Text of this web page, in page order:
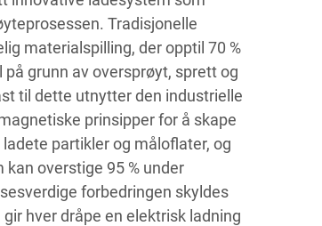
Tradisjonelle
materialspilling, der opptil 70 %
grunn av oversprøyt, sprett og
til dette utnytter den industrielle
prinsipper for å skape
partikler og måloflater, og
overstige 95 % under
forbedringen skyldes
hver dråpe en elektrisk ladning